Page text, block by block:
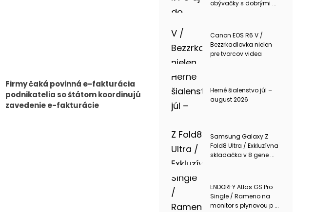
Firmy čaká povinná e-fakturácia
podnikatelia so štátom koordinujú
zavedenie e-fakturácie
obývačky s dobrými ...
Canon EOS R6 V /
Bezzrkadlovka nielen
pre tvorcov videa
Herné šialenstvo júl –
august 2026
Samsung Galaxy Z
Fold8 Ultra / Exkluzívna
skladačka v 8 gene ...
ENDORFY Atlas GS Pro
Single / Rameno na
monitor s plynovou p ...